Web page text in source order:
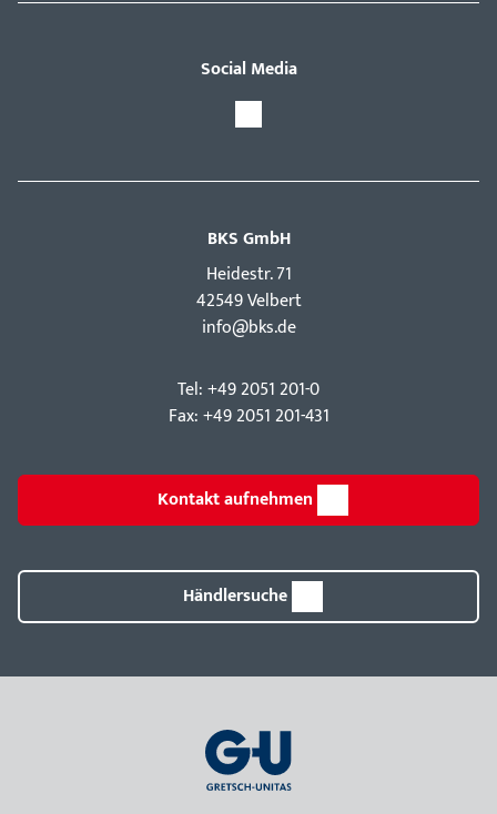
Social Media
BKS GmbH
Hei­destr. 71
42549 Velbert
info@bks.de
Tel: +49 2051 201-0
Fax: +49 2051 201-431
Kontakt aufnehmen
Händlersuche